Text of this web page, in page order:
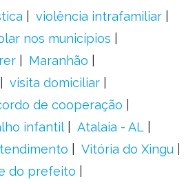
violência intrafamiliar
nos municípios
Maranhão
visita domiciliar
de cooperação
infantil
Atalaia - AL
Vitória do Xingu
do prefeito